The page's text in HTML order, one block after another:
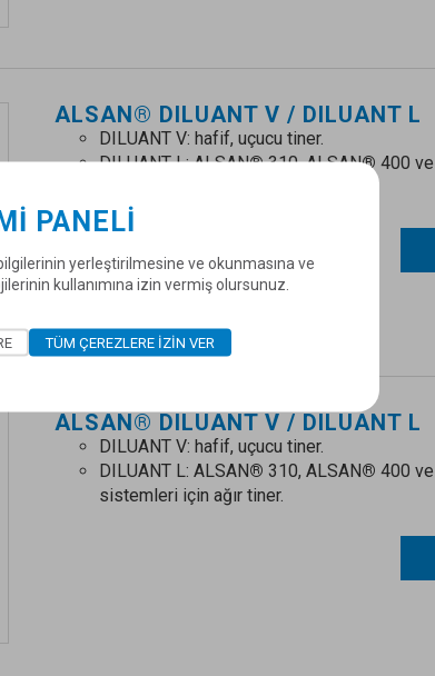
ALSAN® DILUANT V / DILUANT L
DILUANT V: hafif, uçucu tiner.
DILUANT L: ALSAN®310, ALSAN® 400
ALSAN® DILUANT V / DILUANT L
DILUANT V: hafif, uçucu tiner.
DILUANT L: ALSAN® 310, ALSAN® 400
sistemleri için ağır tiner.
PANELI
yerleştirilmesine ve okunmasına ve
kullanımına izin vermiş olursunuz.
TÜM ÇEREZLERE IZIN VER